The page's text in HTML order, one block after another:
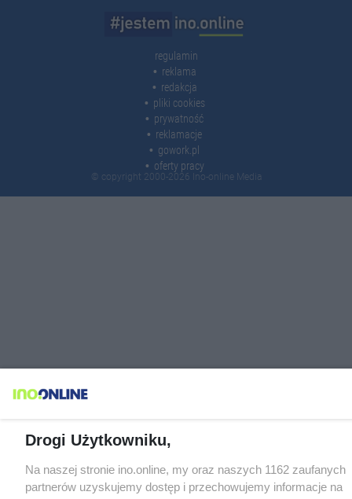
regulamin
reklama
redakcja
pliki cookies
prywatność
reklamacje
gowork.pl
oferty pracy
© copyright 2000-2026 Ino-online Media
Drogi Użytkowniku,
Na naszej stronie ino.online, my oraz naszych 1162 zaufanych
partnerów uzyskujemy dostęp i przechowujemy informacje na